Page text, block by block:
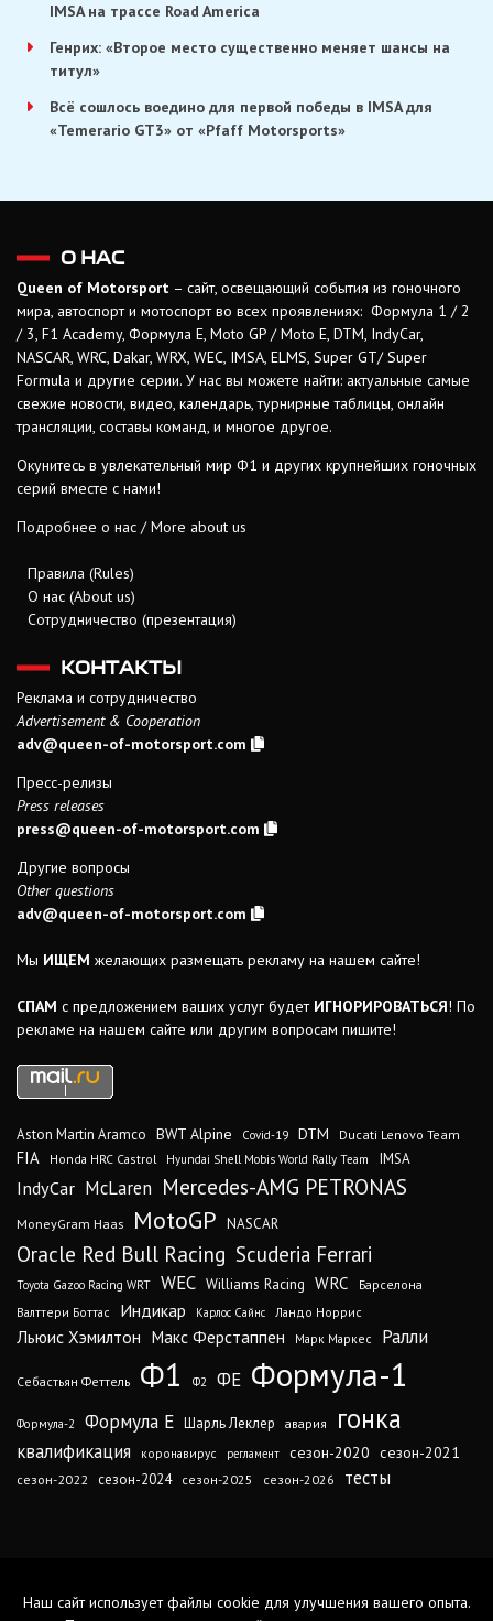
IMSA на трассе Road America
Генрих: «Второе место существенно меняет шансы на
титул»
Всё сошлось воедино для первой победы в IMSA для
«Temerario GT3» от «Pfaff Motorsports»
О НАС
Queen of Motorsport – сайт, освещающий события из гоночного
мира, автоспорт и мотоспорт во всех проявлениях: Формула 1 / 2
/ 3, F1 Academy, Формула Е, Moto GP / Moto E, DTM, IndyCar,
NASCAR, WRC, Dakar, WRX, WEC, IMSA, ELMS, Super GT/ Super
Formula и другие серии. У нас вы можете найти: актуальные самые
свежие новости, видео, календарь, турнирные таблицы, онлайн
трансляции, составы команд, и многое другое.
Окунитесь в увлекательный мир Ф1 и других крупнейших гоночных
серий вместе с нами!
Подробнее о нас / More about us
Правила (Rules)
О нас (About us)
Сотрудничество (презентация)
КОНТАКТЫ
Реклама и сотрудничество
Advertisement & Cooperation
adv@queen-of-motorsport.com
Пресс-релизы
Press releases
press@queen-of-motorsport.com
Другие вопросы
Other questions
adv@queen-of-motorsport.com
Мы ИЩЕМ желающих размещать рекламу на нашем сайте!
СПАМ с предложением ваших услуг будет ИГНОРИРОВАТЬСЯ! По
рекламе на нашем сайте или другим вопросам пишите!
Aston Martin Aramco BWT Alpine Covid-19 DTM Ducati Lenovo Team
FIA Honda HRC Castrol Hyundai Shell Mobis World Rally Team IMSA
IndyCar McLaren Mercedes-AMG PETRONAS
MoneyGram Haas MotoGP NASCAR
Oracle Red Bull Racing Scuderia Ferrari
Toyota Gazoo Racing WRT WEC Williams Racing WRC
Барселона
Валттери Боттас
Индикар Карлос Сайнс Ландо Норрис
Льюис Хэмилтон Макс Ферстаппен Марк Маркес Ралли
Себастьян Феттель Ф1 Ф2 ФЕ Формула-1
Формула-2 Формула Е Шарль Леклер авария гонка
квалификация коронавирус регламент сезон-2020 сезон-2021
сезон-2022 сезон-2024 сезон-2025 сезон-2026 тесты
Наш сайт использует файлы cookie для улучшения вашего опыта.